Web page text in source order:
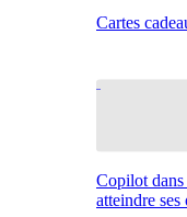
Cartes
Copilot
atteindre